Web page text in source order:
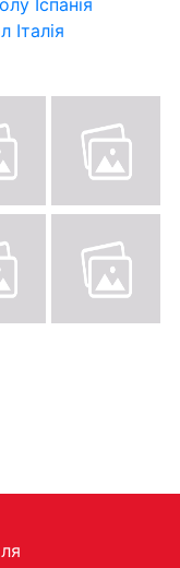
Іспанія
Італія